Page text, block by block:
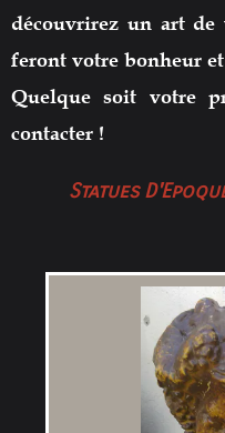
découvrirez un art
feront votre bonheur et
Quelque soit votre
contacter !
Statues